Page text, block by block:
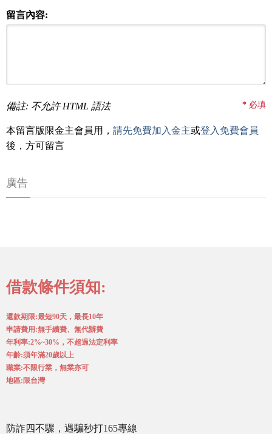
留言內容:
備註: 不允許 HTML 語法 * 必填
本留言版限金主會員用， 請先免費加入金主或登入免費會員
後，方可留言
廣告
借款條件須知:
還款期限:最短90天，最長10年
申請費用:無手續費、無代辦費
年利率:2%~30%，不超過法定利率
年齡:須年滿20歲以上
職業:不限行業，無業亦可
地區:限台灣
防詐四不驟，遇騙秒打165專線